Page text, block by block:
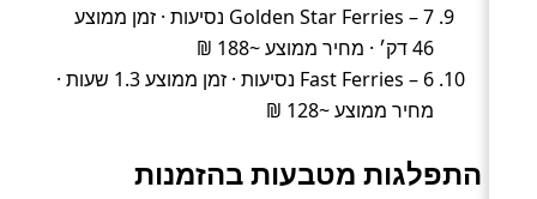
Golden Star Ferries – 7 נסיעות · זמן ממוצע
46 דק׳ · מחיר ממוצע ~188 ₪
Fast Ferries – 6 נסיעות · זמן ממוצע 1.3 שעות ·
מחיר ממוצע ~128 ₪
התפלגות מטבעות בהזמנות